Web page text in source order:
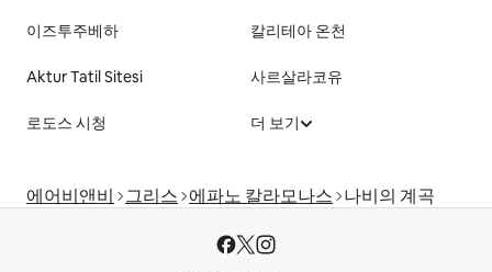
이즈투주베하 칼리테아 온천
Aktur Tatil Sitesi 사르살라코유
로도스 시청 더 보기
에어비앤비 그리스 에파노 칼라모나스 나비의 계곡